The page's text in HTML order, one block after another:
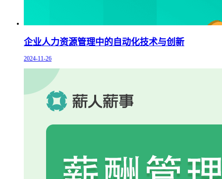
企业人力资源管理中的自动化技术与创新
2024-11-26